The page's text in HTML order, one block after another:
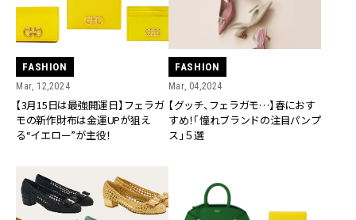
FASHION
Mar, 12,2024
【3月15日は最強開運日】フェラガ
モの新作財布は金運UPが狙え
る“イエロー”が主役！
FASHION
Mar, 04,2024
【グッチ、フェラガモ…】春におす
すめ！「憧れブランドの注目パンプ
ス」５選